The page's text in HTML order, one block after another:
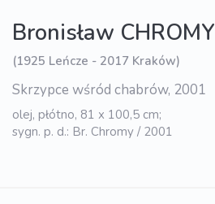
Bronisław CHROMY
(1925 Leńcze - 2017 Kraków)
Skrzypce wśród chabrów, 2001
olej, płótno, 81 x 100,5 cm;
sygn. p. d.: Br. Chromy / 2001